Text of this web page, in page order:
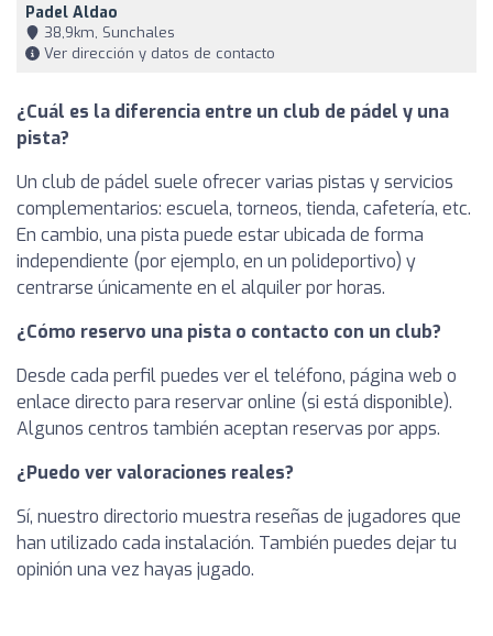
Padel Aldao
38,9km, Sunchales
Ver dirección y datos de contacto
¿Cuál es la diferencia entre un club de pádel y una
pista?
Un club de pádel suele ofrecer varias pistas y servicios
complementarios: escuela, torneos, tienda, cafetería, etc.
En cambio, una pista puede estar ubicada de forma
independiente (por ejemplo, en un polideportivo) y
centrarse únicamente en el alquiler por horas.
¿Cómo reservo una pista o contacto con un club?
Desde cada perfil puedes ver el teléfono, página web o
enlace directo para reservar online (si está disponible).
Algunos centros también aceptan reservas por apps.
¿Puedo ver valoraciones reales?
Sí, nuestro directorio muestra reseñas de jugadores que
han utilizado cada instalación. También puedes dejar tu
opinión una vez hayas jugado.